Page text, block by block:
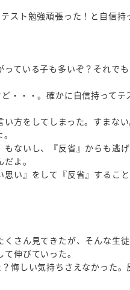
スト勉強頑張った！と自信持
ている子も多いぞ？それで
・・・。確かに自信持ってテ
い方をしてしまった。すまな
ないし、『反省』からも逃げ
よ。
思い』をして『反省』するこ
さん見てきたが、そんな生
伸びていった。
悔しい気持ちさえなかった